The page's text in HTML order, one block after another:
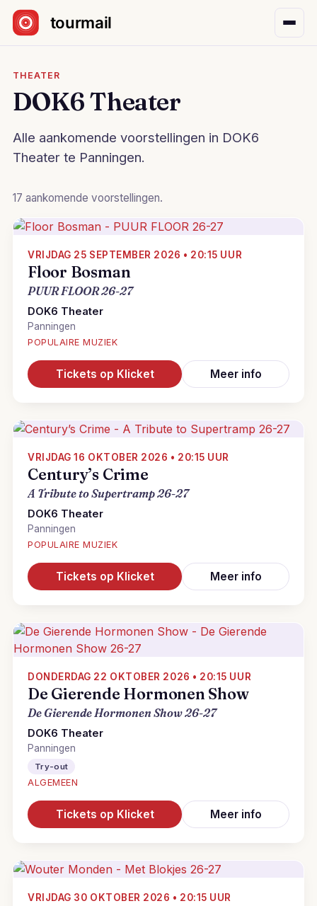
Sla navigatie over
THEATER
DOK6 Theater
Alle aankomende voorstellingen in DOK6
Theater te Panningen.
17 aankomende voorstellingen.
VRIJDAG 25 SEPTEMBER 2026 • 20:15 UUR
Floor Bosman
PUUR FLOOR 26-27
DOK6 Theater
Panningen
POPULAIRE MUZIEK
Tickets op Klicket Meer info
VRIJDAG 16 OKTOBER 2026 • 20:15 UUR
Century’s Crime
A Tribute to Supertramp 26-27
DOK6 Theater
Panningen
POPULAIRE MUZIEK
Tickets op Klicket Meer info
DONDERDAG 22 OKTOBER 2026 • 20:15 UUR
De Gierende Hormonen Show
De Gierende Hormonen Show 26-27
DOK6 Theater
Panningen
Try-out
ALGEMEEN
Tickets op Klicket Meer info
VRIJDAG 30 OKTOBER 2026 • 20:15 UUR